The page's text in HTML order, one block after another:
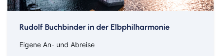
Rudolf Buchbinder in der Elbphilharmonie
Eigene An- und Abreise